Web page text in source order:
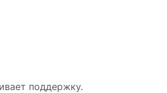
поддержку.